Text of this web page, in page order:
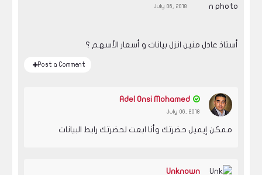
July 06, 2018
أستاذ عادل منين انزل بيانات و أسعار الأسهم ؟
Post a Comment
Adel Onsi Mohamed
July 06, 2018
ممكن إيميل حضرتك وأنا ابعت لحضرتك رابط البيانات
Unknown